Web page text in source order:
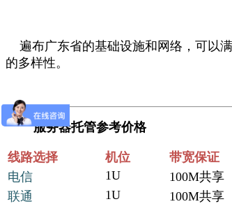
遍布广东省的基础设施和网络，可以
的多样性。
服务器托管参考价格
线路选择 机位 带宽保证
电信
1U 100M共享
联通
1U 100M共享